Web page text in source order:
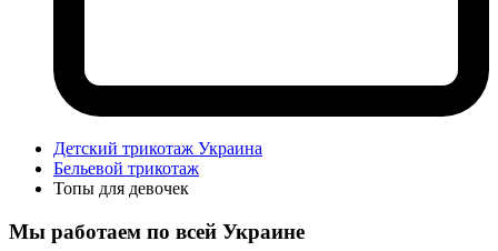
Детский трикотаж Украина
Бельевой трикотаж
Топы для девочек
Мы работаем по всей Украине